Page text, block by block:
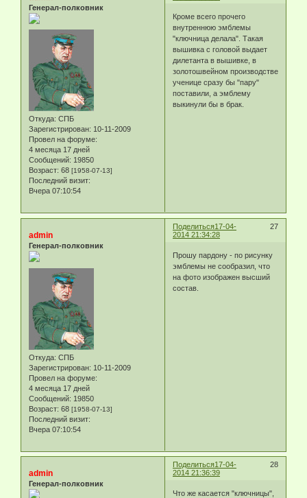
Генерал-полковник
Откуда: СПБ
Зарегистрирован: 10-11-2009
Провел на форуме:
4 месяца 17 дней
Сообщений: 19850
Возраст: 68 [1958-07-13]
Последний визит:
Вчера 07:10:54
Кроме всего прочего
внутреннюю эмблемы
"ключница делала". Такая
вышивка с головой выдает
дилетанта в вышивке, в
золотошвейном производстве
ученице сразу бы "пару"
поставили, а эмблему
выкинули бы в брак.
Поделиться 27
17-04-
2014 21:34:28
admin
Генерал-полковник
Откуда: СПБ
Зарегистрирован: 10-11-2009
Провел на форуме:
4 месяца 17 дней
Сообщений: 19850
Возраст: 68 [1958-07-13]
Последний визит:
Вчера 07:10:54
Прошу пардону - по рисунку
эмблемы не сообразил, что
на фото изображен высший
состав.
Поделиться 28
17-04-
2014 21:36:39
admin
Генерал-полковник
Что же касается "ключницы",